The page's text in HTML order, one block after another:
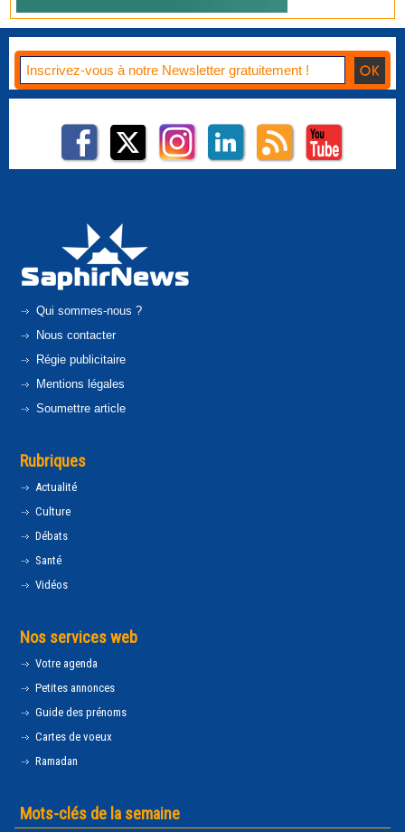
Qui sommes-nous ?
Nous contacter
Régie publicitaire
Mentions légales
Soumettre article
Rubriques
Actualité
Culture
Débats
Santé
Vidéos
Nos services web
Votre agenda
Petites annonces
Guide des prénoms
Cartes de voeux
Ramadan
Mots-clés de la semaine